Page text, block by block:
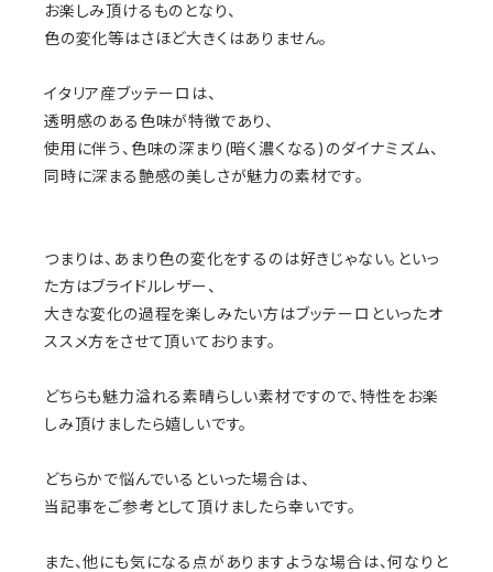
お楽しみ頂けるものとなり、
色の変化等はさほど大きくはありません。
イタリア産ブッテーロは、
透明感のある色味が特徴であり、
使用に伴う、色味の深まり(暗く濃くなる)のダイナミズム、
同時に深まる艶感の美しさが魅力の素材です。
つまりは、あまり色の変化をするのは好きじゃない。といっ
た方はブライドルレザー、
大きな変化の過程を楽しみたい方はブッテーロといったオ
ススメ方をさせて頂いております。
どちらも魅力溢れる素晴らしい素材ですので、特性をお楽
しみ頂けましたら嬉しいです。
どちらかで悩んでいるといった場合は、
当記事をご参考として頂けましたら幸いです。
また、他にも気になる点がありますような場合は、何なりと